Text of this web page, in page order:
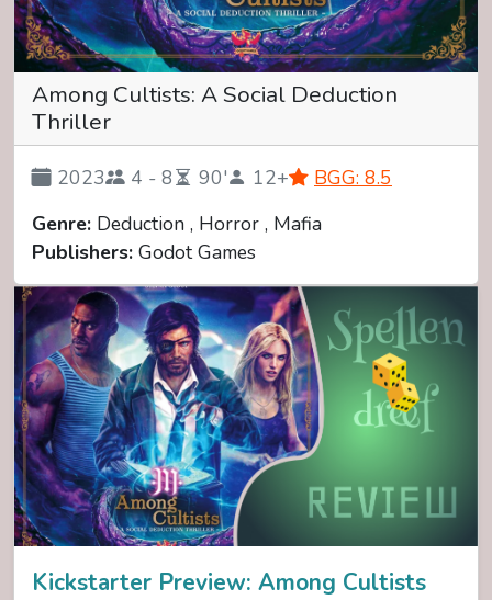
Among Cultists: A Social Deduction
Thriller
2023 4 - 8 90' 12+
BGG: 8.5
Genre: Deduction , Horror , Mafia
Publishers: Godot Games
Kickstarter Preview: Among Cultists